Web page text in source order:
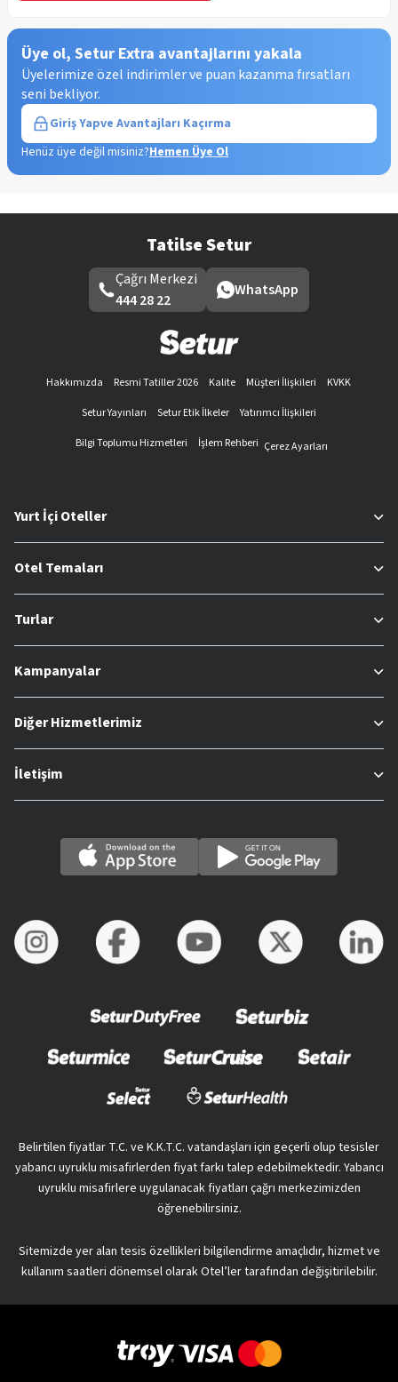
Üye ol, Setur Extra avantajlarını yakala
Üyelerimize özel indirimler ve puan kazanma fırsatları
seni bekliyor.
Giriş Yapve Avantajları Kaçırma
Henüz üye değil misiniz?Hemen Üye Ol
Tatilse Setur
Çağrı Merkezi
444 28 22
WhatsApp
Hakkımızda Resmi Tatiller 2026 Kalite Müşteri İlişkileri
KVKK
Setur Yayınları
Setur Etik İlkeler
Yatırımcı İlişkileri
Bilgi Toplumu Hizmetleri
İşlem Rehberi Çerez Ayarları
Yurt İçi Oteller
Otel Temaları
Turlar
Kampanyalar
Diğer Hizmetlerimiz
İletişim
Belirtilen fiyatlar T.C. ve K.K.T.C. vatandaşları için geçerli olup tesisler
yabancı uyruklu misafirlerden fiyat farkı talep edebilmektedir. Yabancı
uyruklu misafirlere uygulanacak fiyatları çağrı merkezimizden
öğrenebilirsiniz.
Sitemizde yer alan tesis özellikleri bilgilendirme amaçlıdır, hizmet ve
kullanım saatleri dönemsel olarak Otel’ler tarafından değişitirilebilir.